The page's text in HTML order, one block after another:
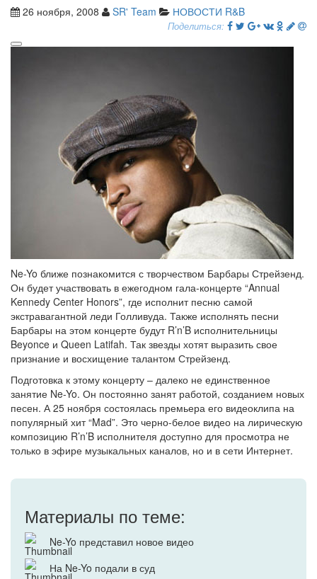
26 ноября, 2008 SR' Team НОВОСТИ R&B
Поделиться:
Ne-Yo ближе познакомится с творчеством Барбары Стрейзенд.
Он будет участвовать в ежегодном гала-концерте “Annual
Kennedy Center Honors”, где исполнит песню самой
экстравагантной леди Голливуда. Также исполнять песни
Барбары на этом концерте будут R’n’B исполнительницы
Beyonce и Queen Latifah. Так звезды хотят выразить свое
признание и восхищение талантом Стрейзенд.
Подготовка к этому концерту – далеко не единственное
занятие Ne-Yo. Он постоянно занят работой, созданием новых
песен. А 25 ноября состоялась премьера его видеоклипа на
популярный хит “Mad”. Это черно-белое видео на лирическую
композицию R’n’B исполнителя доступно для просмотра не
только в эфире музыкальных каналов, но и в сети Интернет.
Материалы по теме:
Ne-Yo представил новое видео
На Ne-Yo подали в суд